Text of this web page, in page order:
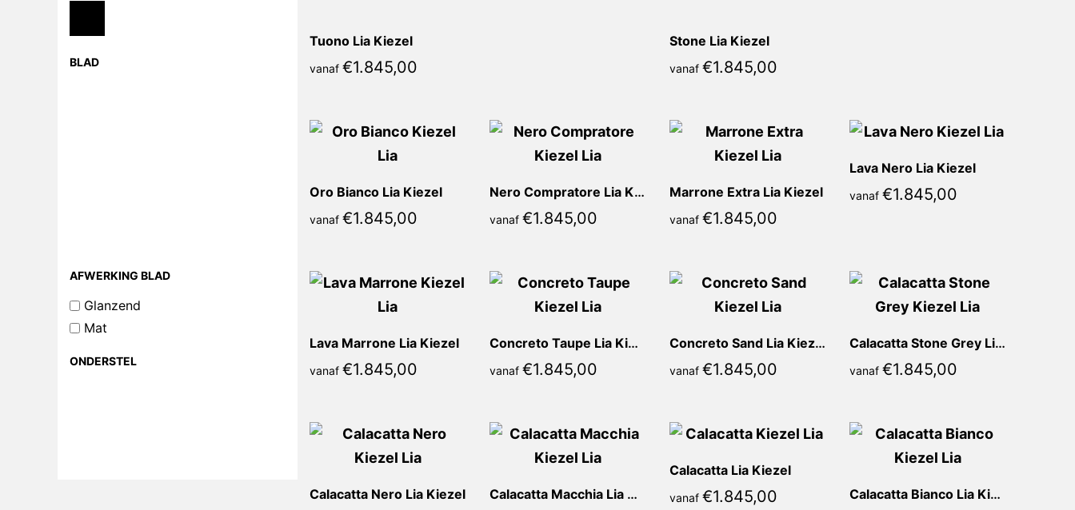
Tuono Lia Kiezel
vanaf €1.845,00
Stone Lia Kiezel
vanaf €1.845,00
Oro Bianco Lia Kiezel
vanaf €1.845,00
Nero Compratore Lia Kiezel
vanaf €1.845,00
Marrone Extra Lia Kiezel
vanaf €1.845,00
Lava Nero Lia Kiezel
vanaf €1.845,00
Lava Marrone Lia Kiezel
vanaf €1.845,00
Concreto Taupe Lia Kiezel
vanaf €1.845,00
Concreto Sand Lia Kiezel
vanaf €1.845,00
Calacatta Stone Grey Lia Kiezel
vanaf €1.845,00
Calacatta Nero Lia Kiezel Calacatta Macchia Lia Kiezel
Calacatta Lia Kiezel
vanaf €1.845,00 Calacatta Bianco Lia Kiezel
BLAD
AFWERKING BLAD
Glanzend
Mat
ONDERSTEL